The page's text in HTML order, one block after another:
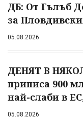
ДБ: От Гълъб
за
05.08.2026
ДЕНЯТ В
приписа 900
най-слаби в
05.08.2026